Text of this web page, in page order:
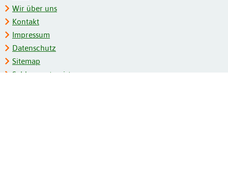
Wir über uns
Kontakt
Impressum
Datenschutz
Sitemap
Schlagwortregister